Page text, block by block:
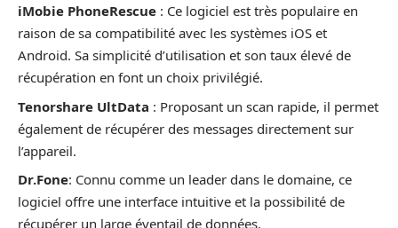
iMobie PhoneRescue : Ce logiciel est très populaire en
raison de sa compatibilité avec les systèmes iOS et
Android. Sa simplicité d’utilisation et son taux élevé de
récupération en font un choix privilégié.
Tenorshare UltData : Proposant un scan rapide, il permet
également de récupérer des messages directement sur
l’appareil.
Dr.Fone: Connu comme un leader dans le domaine, ce
logiciel offre une interface intuitive et la possibilité de
récupérer un large éventail de données.